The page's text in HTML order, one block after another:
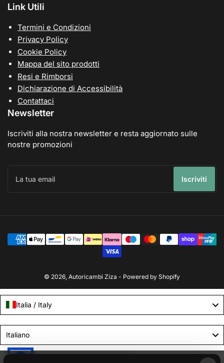
Link Utili
Termini e Condizioni
Privacy Policy
Cookie Policy
Mappa del sito prodotti
Resi e Rimborsi
Dichiarazione di Accessibilità
Contattaci
Newsletter
Iscriviti alla nostra newsletter e resta aggiornato sulle
nostre promozioni
tua
Iscriviti
Modalità
di
pagamento
© 2026, Autoricambi Ziza - Powered by Shopify
Italia / Italy
Italiano